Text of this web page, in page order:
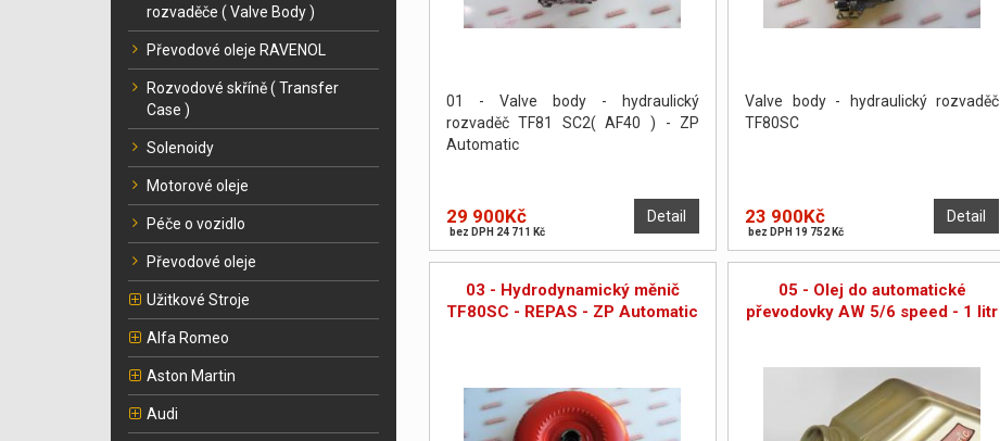
rozvaděče ( Valve Body )
Převodové oleje RAVENOL
Rozvodové skříně ( Transfer
Case )
Solenoidy
Motorové oleje
Péče o vozidlo
Převodové oleje
Užitkové Stroje
Alfa Romeo
Aston Martin
Audi
01 - Valve body - hydraulický
rozvaděč TF81 SC2( AF40 ) - ZP
Automatic
Detail
29 900Kč
bez DPH 24 711 Kč
Valve body - hydraulický rozvaděč
TF80SC
Detail
23 900Kč
bez DPH 19 752 Kč
03 - Hydrodynamický měnič
TF80SC - REPAS - ZP Automatic
05 - Olej do automatické
převodovky AW 5/6 speed - 1 litr